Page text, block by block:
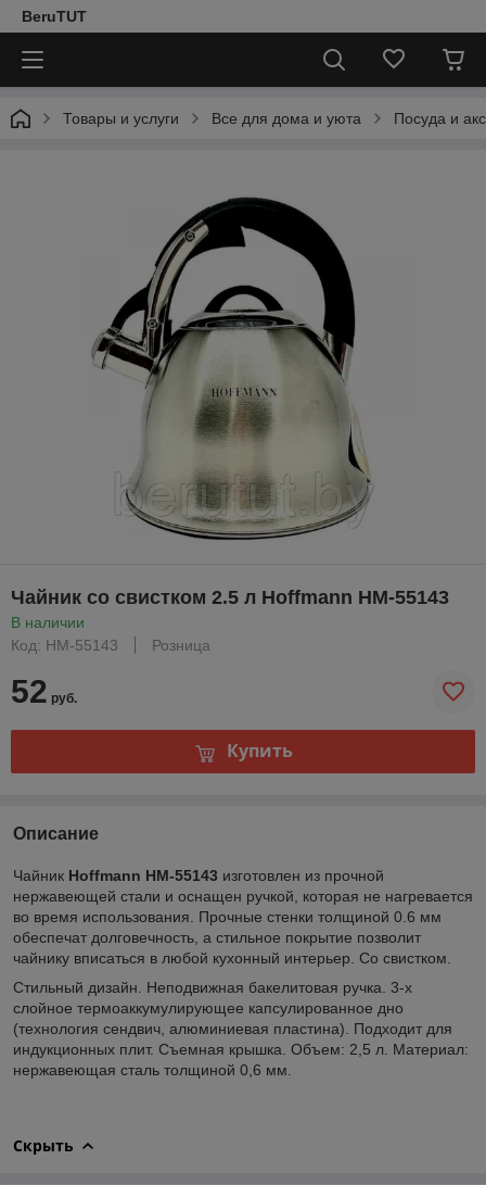
BeruTUT
Товары и услуги Все для дома и уюта Посуда и
Чайник со свистком 2.5 л Hoffmann HM-55143
В наличии
Код: HM-55143
Розница
52 руб.
Купить
Описание
Чайник Hoffmann HM-55143 изготовлен из прочной
нержавеющей стали и оснащен ручкой, которая не нагревается
во время использования. Прочные стенки толщиной 0.6 мм
обеспечат долговечность, а стильное покрытие позволит
чайнику вписаться в любой кухонный интерьер. Со свистком.
Стильный дизайн. Неподвижная бакелитовая ручка. 3-х
слойное термоаккумулирующее капсулированное дно
(технология сендвич, алюминиевая пластина). Подходит для
индукционных плит. Съемная крышка. Объем: 2,5 л. Материал:
нержавеющая сталь толщиной 0,6 мм.
Скрыть